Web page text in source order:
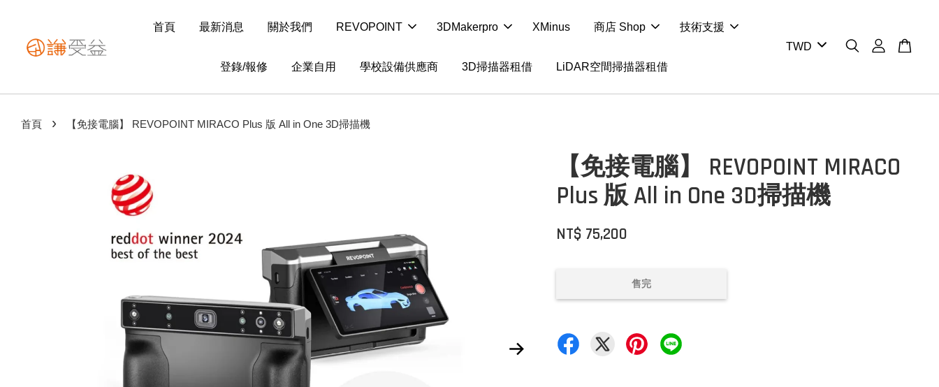
首頁 最新消息 關於我們 REVOPOINT 3DMakerpro XMinus 商店 Shop 技術支援
登錄/報修 企業自用 學校設備供應商 3D掃描器租借 LiDAR空間掃描器租借
首頁 › 【免接電腦】 REVOPOINT MIRACO Plus 版 All in One 3D掃描機
【免接電腦】 REVOPOINT MIRACO
Plus 版 All in One 3D掃描機
NT$ 75,200
售完